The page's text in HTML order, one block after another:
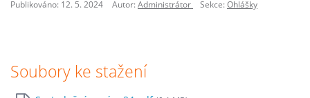
Publikováno: 12. 5. 2024 Autor:Administrátor Sekce:Ohlášky
Soubory ke stažení